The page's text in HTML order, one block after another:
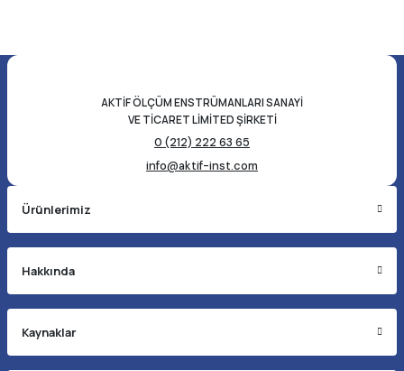
AKTİF ÖLÇÜM ENSTRÜMANLARI SANAYİ
VE TİCARET LİMİTED ŞİRKETİ
0 (212) 222 63 65
info@aktif-inst.com
Ürünlerimiz
Hakkında
Kaynaklar